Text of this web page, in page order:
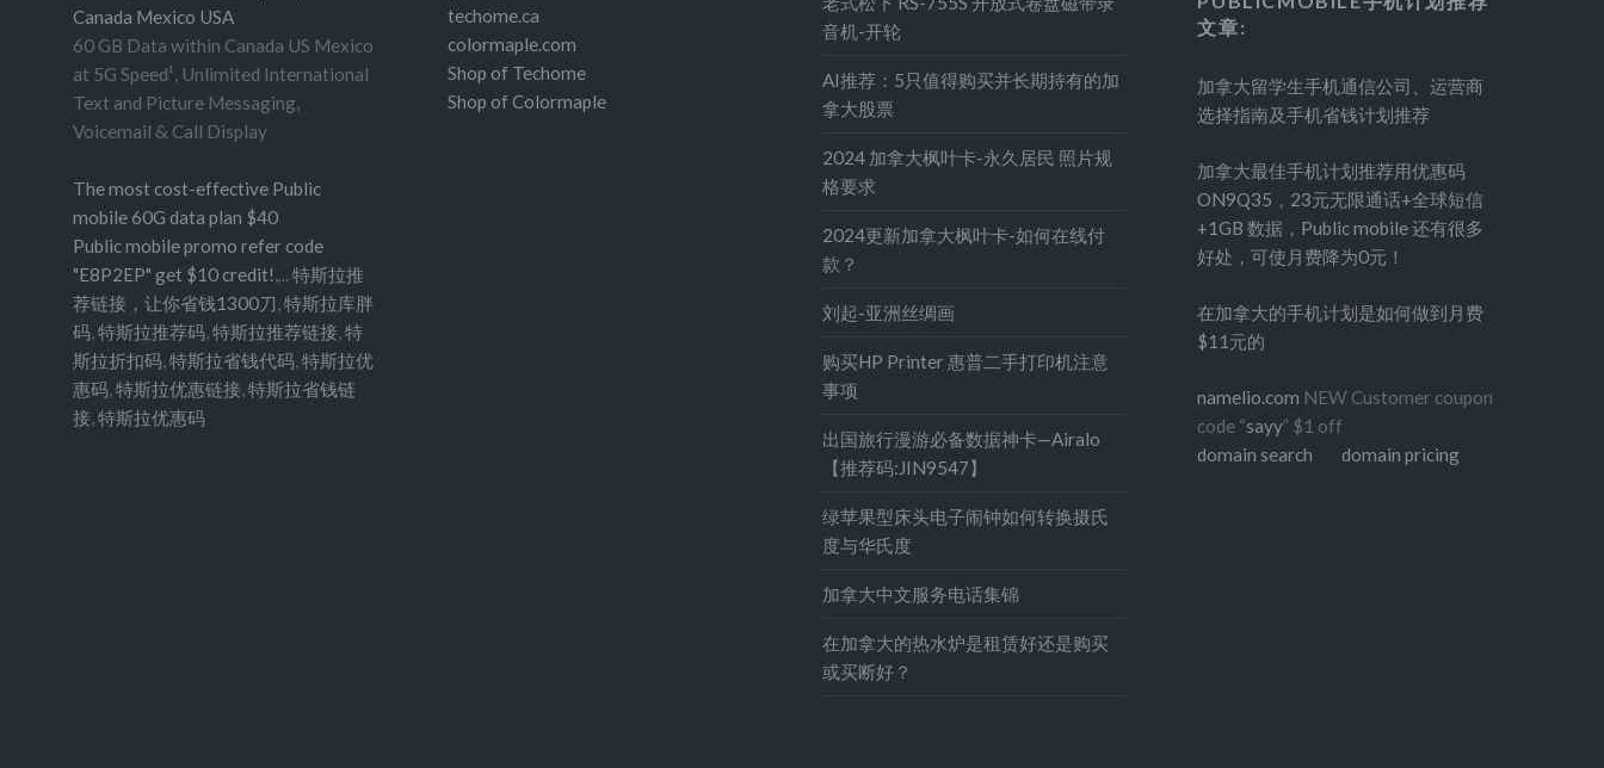
音机-开轮
AI推荐：5只值得购买并长期持有的加
拿大股票
2024 加拿大枫叶卡-永久居民 照片规
格要求
2024更新加拿大枫叶卡-如何在线付
款？
刘起-亚洲丝绸画
购买HP Printer 惠普二手打印机注意
事项
出国旅行漫游必备数据神卡—Airalo
【推荐码:JIN9547】
绿苹果型床头电子闹钟如何转换摄氏
度与华氏度
加拿大中文服务电话集锦
在加拿大的热水炉是租赁好还是购买
或买断好？
Canada Mexico USA
60 GB Data within Canada US Mexico
at 5G Speed¹, Unlimited International
Text and Picture Messaging,
Voicemail & Call Display
The most cost-effective Public
mobile 60G data plan $40
Public mobile promo refer code
"E8P2EP" get $10 credit!,... 特斯拉推
荐链接，让你省钱1300刀,特斯拉库胖
码,特斯拉推荐码,特斯拉推荐链接,特
斯拉折扣码,特斯拉省钱代码,特斯拉优
惠码,特斯拉优惠链接,特斯拉省钱链
接,特斯拉优惠码
techome.ca
colormaple.com
Shop of Techome
Shop of Colormaple
文章:
加拿大留学生手机通信公司、运营商
选择指南及手机省钱计划推荐
加拿大最佳手机计划推荐用优惠码
ON9Q35，23元无限通话+全球短信
+1GB 数据，Public mobile 还有很多
好处，可使月费降为0元！
在加拿大的手机计划是如何做到月费
$11元的
namelio.com NEW Customer coupon
code “sayy” $1 off
domain search
domain pricing